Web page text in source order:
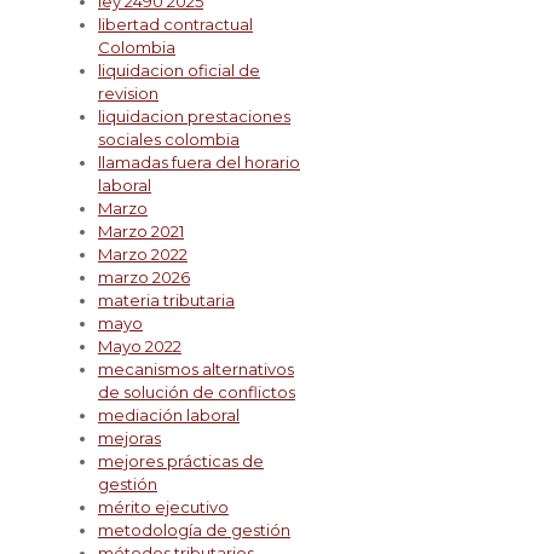
libertad contractual
Colombia
liquidacion oficial de
revision
liquidacion prestaciones
sociales colombia
llamadas fuera del horario
laboral
Marzo
Marzo 2021
Marzo 2022
marzo 2026
materia tributaria
mayo
Mayo 2022
mecanismos alternativos
de solución de conflictos
mediación laboral
mejoras
mejores prácticas de
gestión
mérito ejecutivo
metodología de gestión